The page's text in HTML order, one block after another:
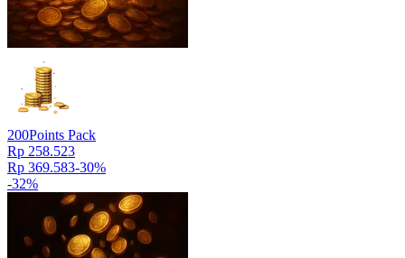
200Points Pack
Rp 258.523
Rp 369.583-30%
-32%